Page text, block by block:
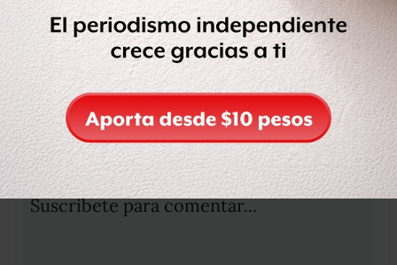
Compartir Leer después
OCULTAR COMENTARIOS
Iniciar sesión Registrate
Suscribete para comentar...